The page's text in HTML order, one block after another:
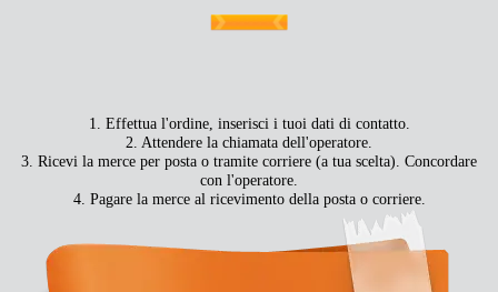
1. Effettua l'ordine, inserisci i tuoi dati di contatto.
2. Attendere la chiamata dell'operatore.
3. Ricevi la merce per posta o tramite corriere (a tua scelta). Concordare
con l'operatore.
4. Pagare la merce al ricevimento della posta o corriere.